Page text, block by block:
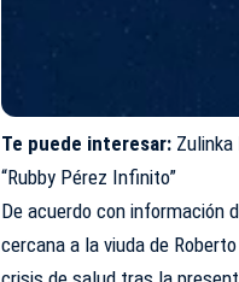
Te puede interesar:
“Rubby Pérez Infinito”
De acuerdo con información
cercana a la viuda de